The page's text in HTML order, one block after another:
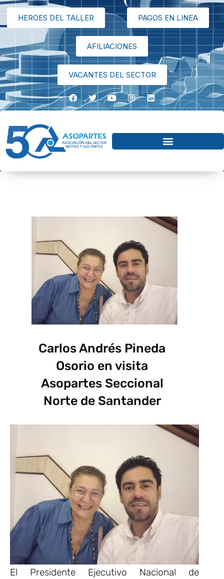
HEROES DEL TALLER PAGOS EN LINEA
AFILIACIONES
VACANTES DEL SECTOR
Carlos Andrés Pineda
Osorio en visita
Asopartes Seccional
Norte de Santander
El Presidente Ejecutivo Nacional de